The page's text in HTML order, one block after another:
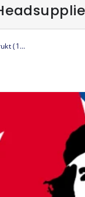
Colombian Connection Klein Bedrukt (100 stuks)